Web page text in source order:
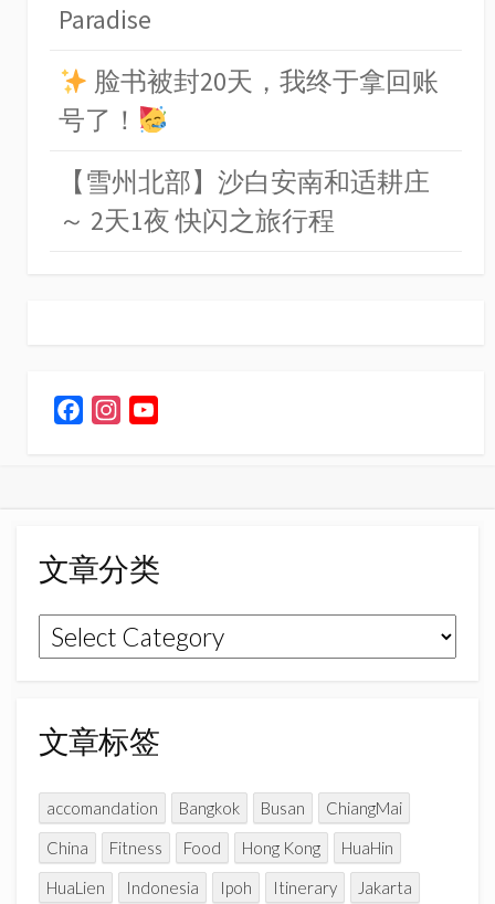
Paradise
脸书被封20天，我终于拿回账
号了！
【雪州北部】沙白安南和适耕庄
～ 2天1夜 快闪之旅行程
o
o
k
r
a
m
C
h
n
文章分类
文
章
类
文章标签
accomandation Bangkok Busan
ChiangMai
China
Fitness Food Hong Kong
HuaHin
HuaLien
Indonesia Ipoh Itinerary
Jakarta